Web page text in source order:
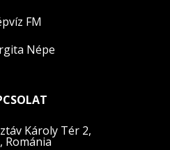
Károly Tér 2,
Románia